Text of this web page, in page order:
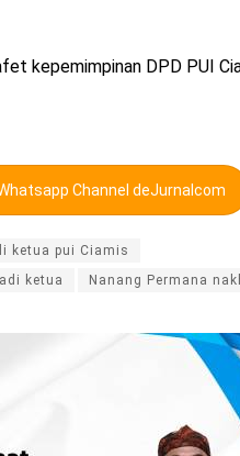
kepemimpinan DPD PUI
Channel deJurnalcom
ketua pui Ciamis
ketua
Nanang Permana